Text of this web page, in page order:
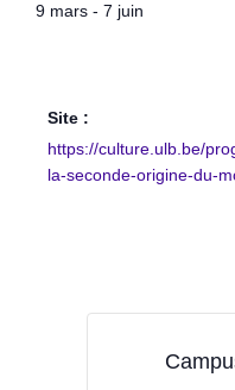
9 mars - 7 juin
Site :
https://culture.ulb.be/
la-seconde-origine-du-